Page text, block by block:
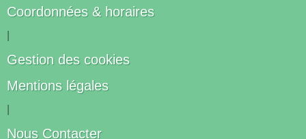
Coordonnées & horaires
Gestion des cookies
Mentions légales
Nous Contacter